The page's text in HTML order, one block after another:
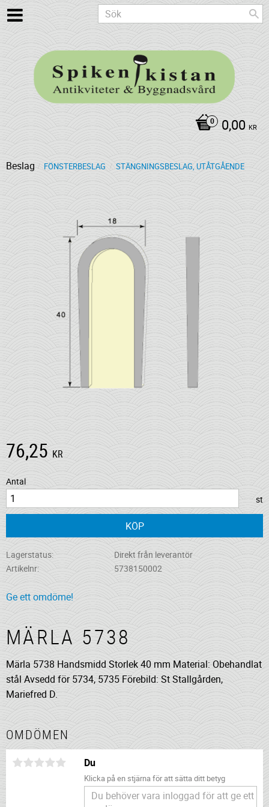
0,00 KR
Beslag FÖNSTERBESLAG STÄNGNINGSBESLAG, UTÅTGÅENDE
76,25 KR
Antal
st
KÖP
Lagerstatus
Direkt från leverantör
Artikelnr
5738150002
Ge ett omdöme!
MÄRLA 5738
Märla 5738 Handsmidd Storlek 40 mm Material: Obehandlat
stål Avsedd för 5734, 5735 Förebild: St Stallgården,
Mariefred D.
OMDÖMEN
Du
Klicka på en stjärna för att sätta ditt betyg